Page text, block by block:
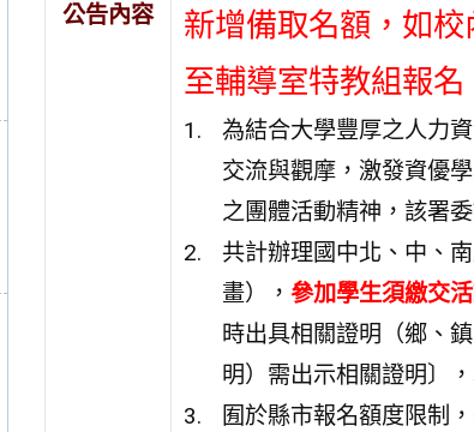
公告內容
新增備取名額，如
至輔導室特教組報名
為結合大學豐厚之人力
交流與觀摩，激發資優
之團體活動精神，該署
共計辦理國中北、中、
畫），參加學生須繳交
時出具相關證明（鄉、
明）需出示相關證明〕
囿於縣市報名額度限制